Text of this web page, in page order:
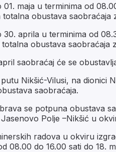
01. maja u terminima od
obustava saobraćaja
30. aprila u terminima od
obustava saobraćaja
saobraćaj će se
Nikšić-Vilusi, na dionici
saobraćaja.
se potpuna obustava
Polje –Nikšić u
radova u okviru
08.00 do 16.00 sati do 18.